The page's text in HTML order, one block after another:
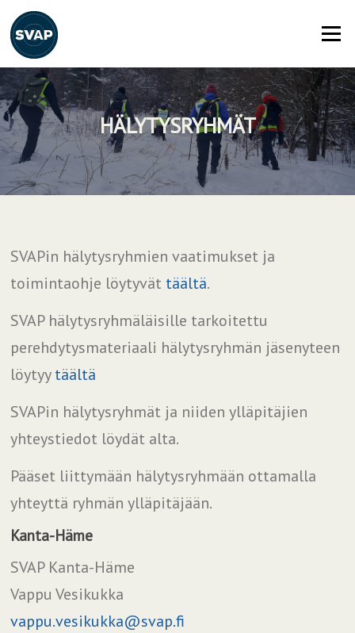
suoraan
sisältöön
Valikko
HÄLYTYSRYHMÄT
SVAPin hälytysryhmien vaatimukset ja
toimintaohje löytyvät täältä.
SVAP hälytysryhmäläisille tarkoitettu
perehdytysmateriaali hälytysryhmän jäsenyteen
löytyytäältä
SVAPin hälytysryhmät ja niiden ylläpitäjien
yhteystiedot löydät alta.
Pääset liittymään hälytysryhmään ottamalla
yhteyttä ryhmän ylläpitäjään.
Kanta-Häme
SVAP Kanta-Häme
Vappu Vesikukka
vappu.vesikukka@svap.f